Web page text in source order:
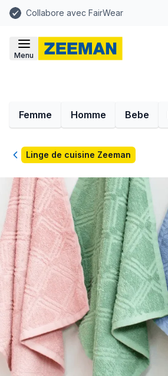
Collabore avec FairWear
Menu
Femme Homme Bebe
RetourLinge de cuisine Zeeman